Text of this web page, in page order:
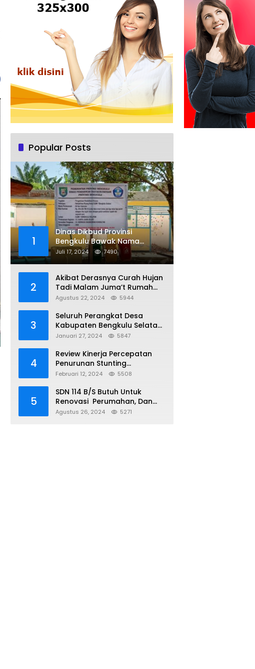
Popular Posts
1
Dinas Dikbud Provinsi
Bengkulu Bawak Nama
Lembaga Kejaksaan Di Obral
Di Papan Nama Proyek, Ada
Juli 17, 2024 7490
2
Akibat Derasnya Curah Hujan
Tadi Malam Juma’t Rumah
Warga Tenggelam Mencapai
Agustus 22, 2024 5944
3
Seluruh Perangkat Desa
Kabupaten Bengkulu Selatan
Telah Terima NIPD
Januari 27, 2024 5847
4
Review Kinerja Percepatan
Penurunan Stunting
Kabupaten Bengkulu Selatan
Februari 12, 2024 5508
5
SDN 114 B/S Butuh Untuk
Renovasi Perumahan, Dan
Sumur, Yang Sudah Tidak
Agustus 26, 2024 5271